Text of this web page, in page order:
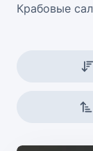
Крабовые